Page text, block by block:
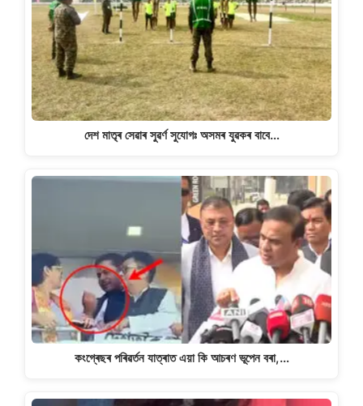
দেশ মাতৃৰ সেৱাৰ সুৱৰ্ণ সুযোগঃ অসমৰ যুৱকৰ বাবে…
কংগ্ৰেছৰ পৰিৱৰ্তন যাত্ৰাত এয়া কি আচৰণ ভূপেন বৰা,…